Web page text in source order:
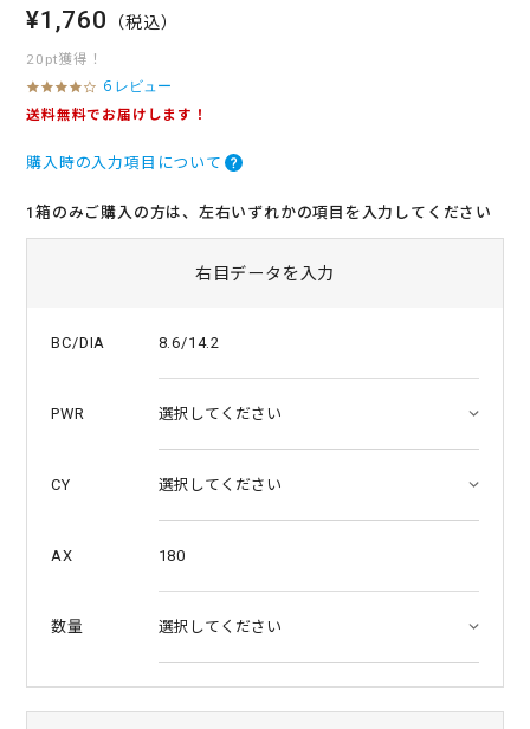
¥1,760 （税込）
20pt獲得！
3
.
t
r
6 レビュー
送料無料でお届けします！
購入時の入力項目について
1箱のみご購入の方は、左右いずれかの項目を入力してください
右目データを入力
BC/DIA 8.6/14.2
PWR
CY
AX 180
数量